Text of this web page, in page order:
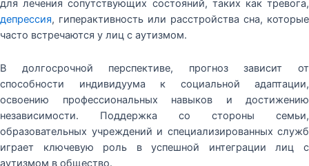
для лечения сопутствующих состояний, таких как тревога,
депрессия, гиперактивность или расстройства сна, которые
часто встречаются у лиц с аутизмом.
В долгосрочной перспективе, прогноз зависит от
способности индивидуума к социальной адаптации,
освоению профессиональных навыков и достижению
независимости. Поддержка со стороны семьи,
образовательных учреждений и специализированных служб
играет ключевую роль в успешной интеграции лиц с
аутизмом в общество.